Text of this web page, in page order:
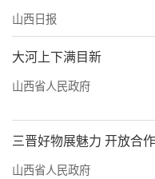
山西日报
大河上下满目新
山西省人民政府
三晋好物展魅力 开放合
山西省人民政府